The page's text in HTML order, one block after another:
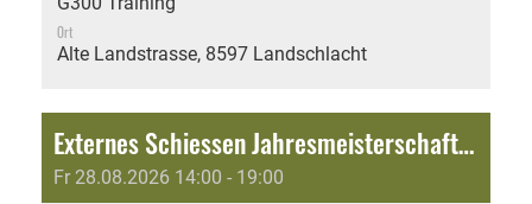
Ort
Alte Landstrasse, 8597 Landschlacht
Externes Schiessen Jahresmeisterschaft: Standartenweihschiessen 140 Jahre SG Lommis-Weingarten
Fr 28.08.2026 14:00 - 19:00